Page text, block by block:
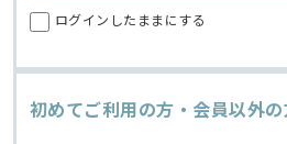
ログインしたままにする
初めてご利用の方・会員以外